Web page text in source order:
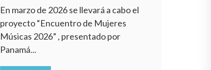
En marzo de 2026 se llevará a cabo el
proyecto “Encuentro de Mujeres
Músicas 2026” , presentado por
Panamá...